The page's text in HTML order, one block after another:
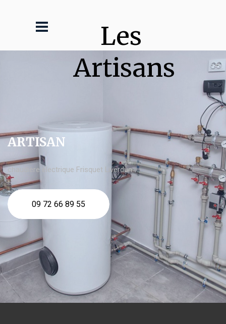
Les
Artisans
ARTISAN
chaudière électrique Frisquet Liverdun
09 72 66 89 55